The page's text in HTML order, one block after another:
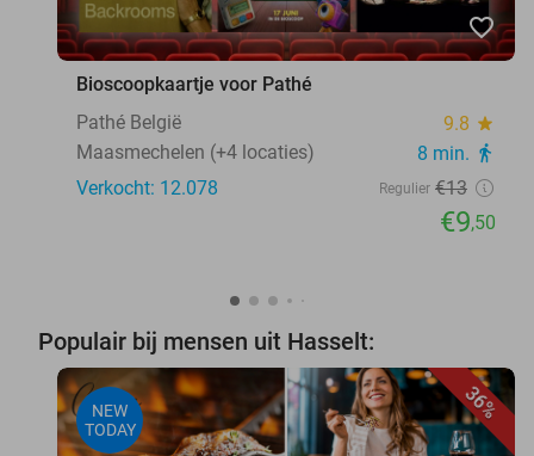
favorite_border
Bioscoopkaartje voor Pathé
Pathé België
9.8 star
Maasmechelen (+4 locaties) 8 min. directions_walk
Verkocht: 12.078 Regulier €13
€9,50
Populair bij mensen uit Hasselt:
36%
NEW
TODAY